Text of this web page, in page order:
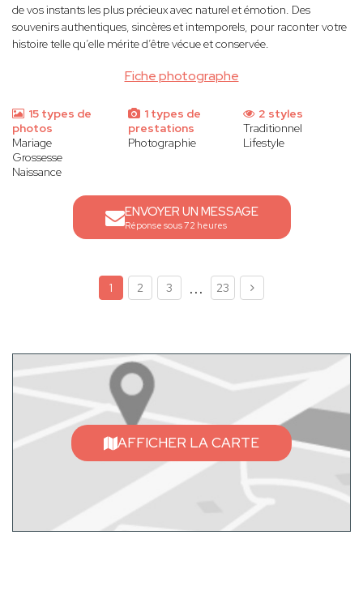
Fiche photographe
de vos instants les plus précieux avec naturel et émotion. Des
souvenirs authentiques, sincères et intemporels, pour raconter votre
histoire telle qu’elle mérite d’être vécue et conservée.
15 types de
photos
Mariage
Grossesse
Naissance
1 types de
prestations
Photographie
2 styles
Traditionnel
Lifestyle
ENVOYER UN MESSAGE
Réponse sous 72 heures
1 2 3 ... 23
AFFICHER LA CARTE